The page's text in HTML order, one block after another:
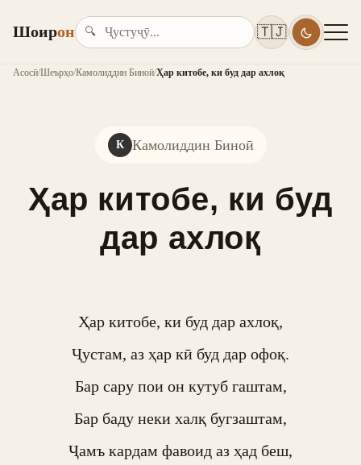
Шоирон 🔍 🇹🇯
Асосӣ/Шеърҳо/Камолиддин Биноӣ/Ҳар китобе, ки буд дар ахлоқ
К Камолиддин Биноӣ
Ҳар китобе, ки буд
дар ахлоқ
Ҳар китобе, ки буд дар ахлоқ,
Ҷустам, аз ҳар кӣ буд дар офоқ.
Бар сару пои он кутуб гаштам,
Бар баду неки халқ бугзаштам,
Ҷамъ кардам фавоид аз ҳад беш,